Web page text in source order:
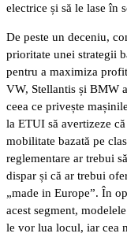
electrice și să le lase în
De peste un deceniu,
prioritate unei strategii
pentru a maximiza
VW, Stellantis și BMW
ceea ce privește
la ETUI să avertizeze
mobilitate bazată pe
reglementare ar trebui
dispar și că ar trebui
„made in Europe”. În
acest segment,
le vor lua locul, iar cea